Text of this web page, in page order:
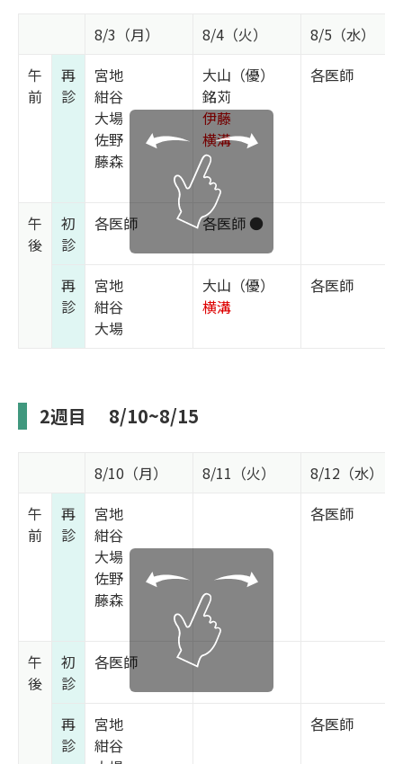
8/3（月） 8/4（火）
8/5（水）
午
前
再
診
宮地
紺谷
大場
佐野
藤森
大山（優）
銘苅
伊藤
横溝
各医師
午
後
初
診
各医師 各医師 ●
再
診
宮地
紺谷
大場
大山（優）
横溝
各医師
2週目 8/10~8/15
8/10（月） 8/11（火）
8/12（水）
午
前
再
診
宮地
紺谷
大場
佐野
藤森
各医師
午
後
初
診
各医師
再
診
宮地
紺谷
各医師